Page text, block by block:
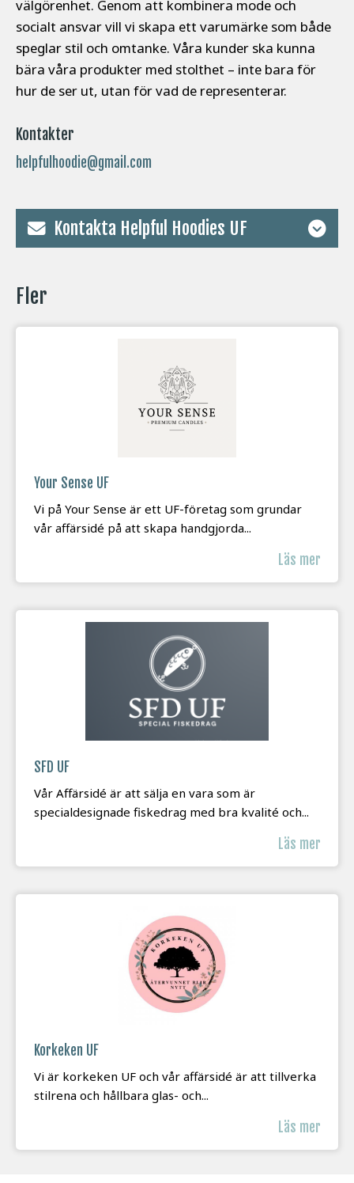
välgörenhet. Genom att kombinera mode och
socialt ansvar vill vi skapa ett varumärke som både
speglar stil och omtanke. Våra kunder ska kunna
bära våra produkter med stolthet – inte bara för
hur de ser ut, utan för vad de representerar.
Kontakter
helpfulhoodie@gmail.com
Kontakta Helpful Hoodies UF
Fler
Your Sense UF
Vi på Your Sense är ett UF-företag som grundar
vår affärsidé på att skapa handgjorda...
Läs mer
SFD UF
Vår Affärsidé är att sälja en vara som är
specialdesignade fiskedrag med bra kvalité och...
Läs mer
Korkeken UF
Vi är korkeken UF och vår affärsidé är att tillverka
stilrena och hållbara glas- och...
Läs mer